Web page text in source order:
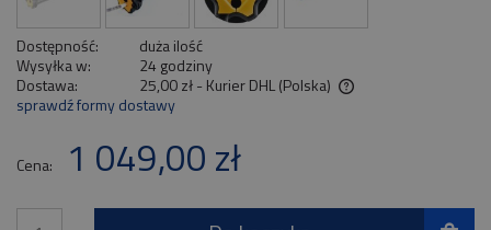
Dostępność:
duża ilość
Wysyłka w:
24 godziny
Dostawa:
25,00 zł - Kurier DHL (Polska)
Cena nie zawiera ewentualnych kosztów płatności
sprawdź formy dostawy
Cena: 1 049,00 zł